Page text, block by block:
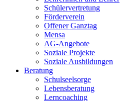
Schülervertretung
Förderverein
Offener Ganztag
Mensa
AG-Angebote
Soziale Projekte
Soziale Ausbildungen
Beratung
Schulseelsorge
Lebensberatung
Lerncoaching